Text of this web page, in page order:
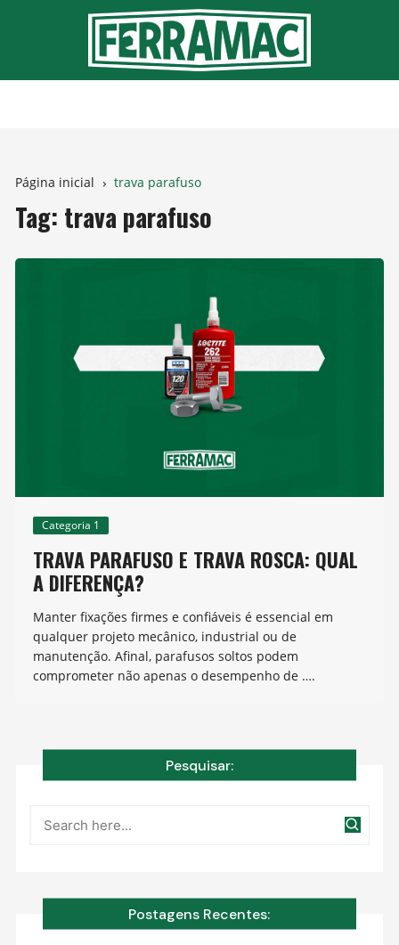
Página inicial trava parafuso
Tag: trava parafuso
Categoria 1
TRAVA PARAFUSO E TRAVA ROSCA: QUAL
A DIFERENÇA?
Manter fixações firmes e confiáveis é essencial em
qualquer projeto mecânico, industrial ou de
manutenção. Afinal, parafusos soltos podem
comprometer não apenas o desempenho de ….
Pesquisar:
Postagens Recentes: